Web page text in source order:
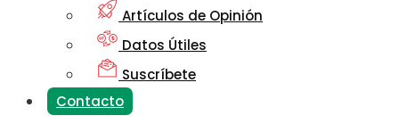
Artículos de Opinión
Datos Útiles
Suscríbete
Contacto